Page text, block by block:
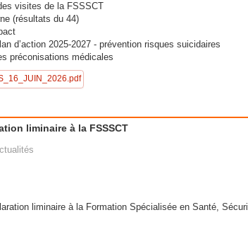
visites de la FSSSCT
(résultats du 44)
d’action 2025-2027 - prévention risques suicidaires
préconisations médicales
liminaire à la FSSSCT
liminaire à la Formation Spécialisée en Santé,